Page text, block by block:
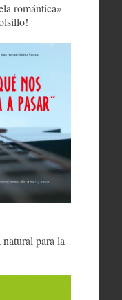
romántica»
para la